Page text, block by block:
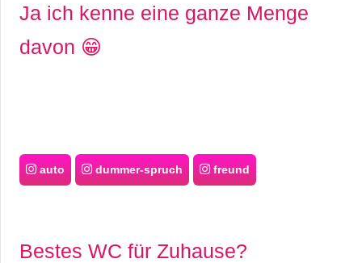
Ja ich kenne eine ganze Menge
davon 😁
auto dummer-spruch freund
Bestes WC für Zuhause?